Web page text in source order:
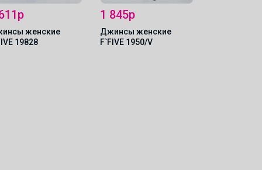
женские
19828
1 845р
Джинсы женские
F`FIVE 1950/V